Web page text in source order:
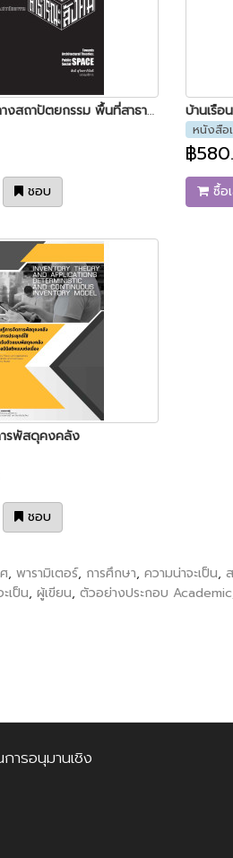
ว่าด้วยทฤษฎีทางสถาปัตยกรรม พื้นที่สาธารณะและพื้นที่ทางสังคม พิมพ์ครั้งที่ 2
ชอบ
บ้านเรื
หนังสือ
฿
ซื้อ
รพัสดุคงคลัง
ชอบ
, พารามิเตอร์, การศึกษา, ความน่าจะเป็น,
เป็น, ผู้เขียน, ตัวอย่างประกอบ Academic
ารอนุมานเชิง